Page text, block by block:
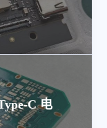
C 电